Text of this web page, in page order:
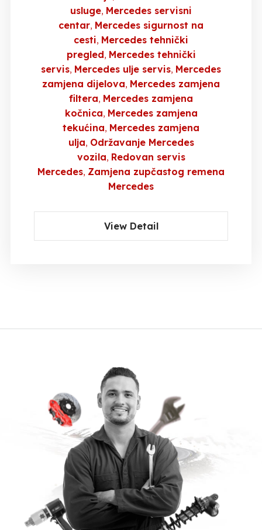
usluge Mercedes servisni
centar Mercedes sigurnost na
cesti Mercedes tehnički
pregled Mercedes tehnički
servis Mercedes ulje servis Mercedes
zamjena dijelova Mercedes zamjena
filtera Mercedes zamjena
kočnica Mercedes zamjena
tekućina Mercedes zamjena
ulja Održavanje Mercedes
vozila Redovan servis
Mercedes Zamjena zupčastog remena
Mercedes
View Detail